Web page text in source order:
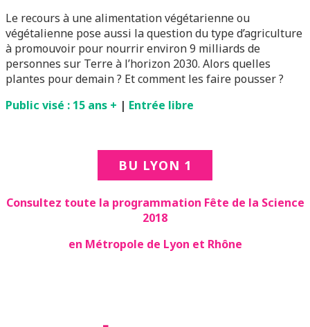
Le recours à une alimentation végétarienne ou
végétalienne pose aussi la question du type d’agriculture
à promouvoir pour nourrir environ 9 milliards de
personnes sur Terre à l’horizon 2030. Alors quelles
plantes pour demain ? Et comment les faire pousser ?
Public visé : 15 ans + | Entrée libre
BU LYON 1
Consultez toute la programmation Fête de la Science
2018
en Métropole de Lyon et Rhône